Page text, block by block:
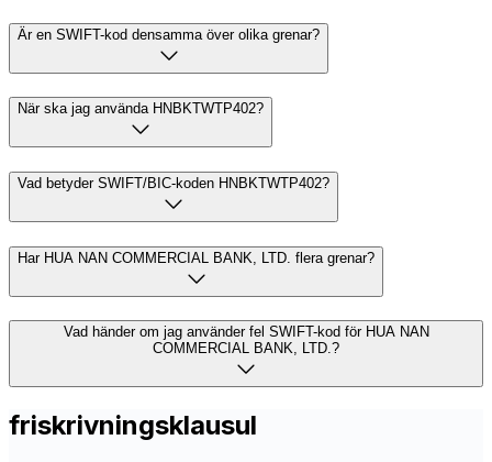
Är en SWIFT-kod densamma över olika grenar?
När ska jag använda HNBKTWTP402?
Vad betyder SWIFT/BIC-koden HNBKTWTP402?
Har HUA NAN COMMERCIAL BANK, LTD. flera grenar?
Vad händer om jag använder fel SWIFT-kod för HUA NAN
COMMERCIAL BANK, LTD.?
friskrivningsklausul